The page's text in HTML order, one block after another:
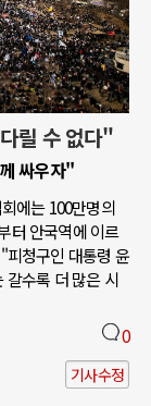
릴 수 없다"
싸우자"
에는 100만명의
터 안국역에 이르
피청구인 대통령 윤
갈수록 더 많은 시
0
기사수정